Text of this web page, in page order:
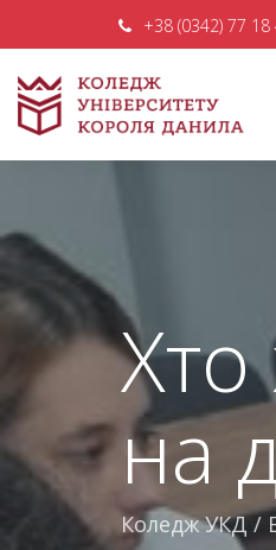
+38 (0342) 77 18
на
Коледж УКД/